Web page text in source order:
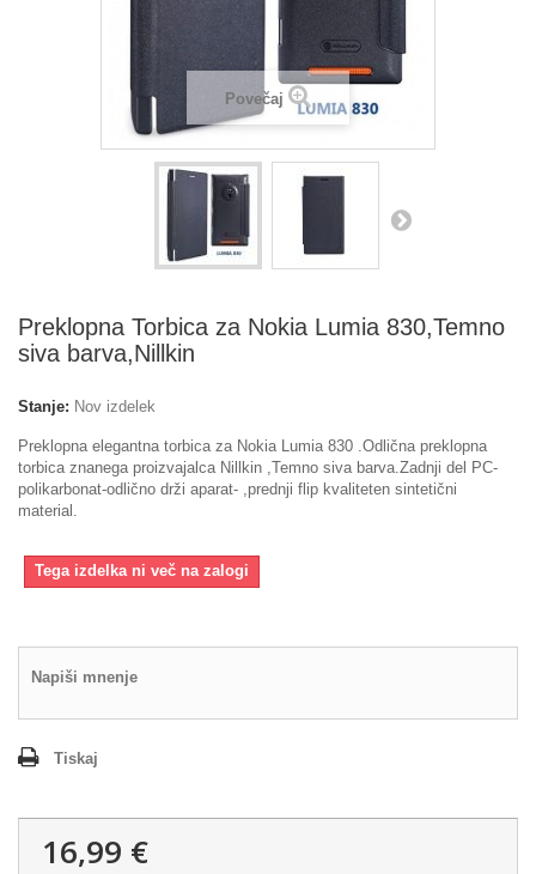
Povečaj
Preklopna Torbica za Nokia Lumia 830,Temno
siva barva,Nillkin
Stanje: Nov izdelek
Preklopna elegantna torbica za Nokia Lumia 830 .Odlična preklopna
torbica znanega proizvajalca Nillkin ,Temno siva barva.Zadnji del PC-
polikarbonat-odlično drži aparat- ,prednji flip kvaliteten sintetični
material.
Tega izdelka ni več na zalogi
Napiši mnenje
Tiskaj
16,99 €